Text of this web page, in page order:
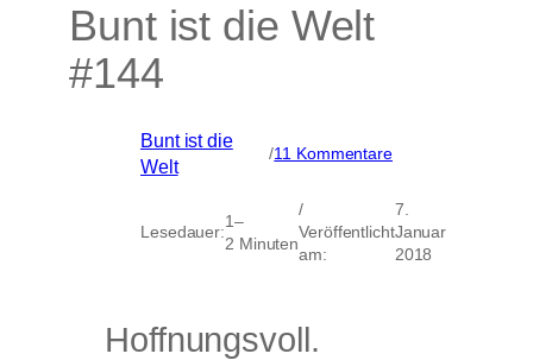
Bunt ist die Welt
#144
Bunt ist die
Welt
/11 Kommentarezu
die
Welt
#144
Lesedauer:
1–
2 Minuten
/
Veröffentlicht
am:
7.
Januar
2018
Hoffnungsvoll.